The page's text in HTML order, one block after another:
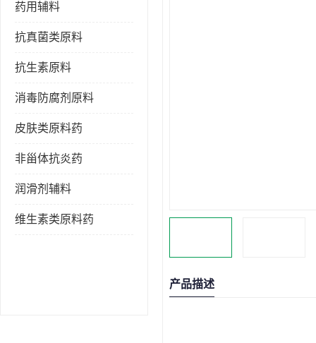
药用辅料
抗真菌类原料
抗生素原料
消毒防腐剂原料
皮肤类原料药
非甾体抗炎药
润滑剂辅料
维生素类原料药
产品描述